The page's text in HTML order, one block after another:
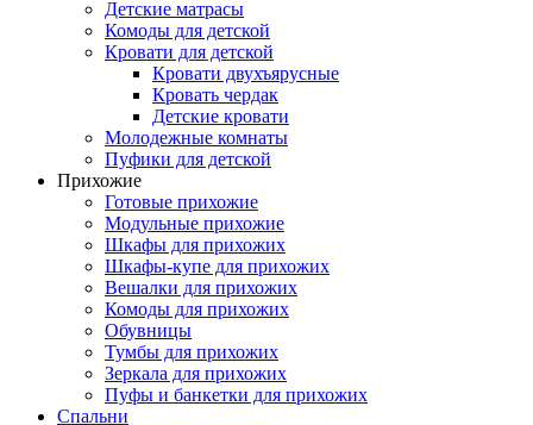
Детские матрасы
Комоды для детской
Кровати для детской
Кровати двухъярусные
Кровать чердак
Детские кровати
Молодежные комнаты
Пуфики для детской
Прихожие
Готовые прихожие
Модульные прихожие
Шкафы для прихожих
Шкафы-купе для прихожих
Вешалки для прихожих
Комоды для прихожих
Обувницы
Тумбы для прихожих
Зеркала для прихожих
Пуфы и банкетки для прихожих
Спальни